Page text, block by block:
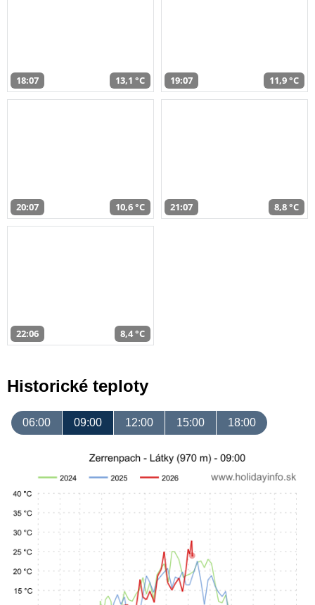
18:07 13,1 °C 19:07 11,9 °C
20:07 10,6 °C 21:07 8,8 °C
22:06 8,4 °C
Historické teploty
06:00 09:00 12:00 15:00 18:00